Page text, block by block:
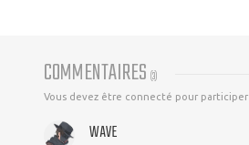
COMMENTAIRES (3)
Vous devez être connecté pour participer
WAVE